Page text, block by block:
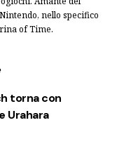
nello specifico
of Time.
torna con
Urahara